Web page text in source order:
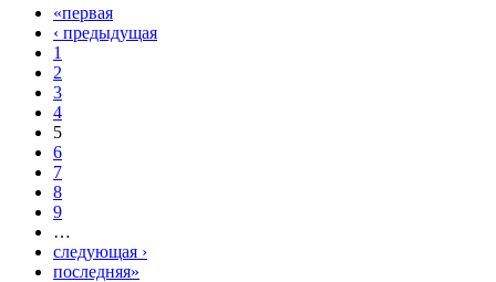
«первая
‹ предыдущая
1
2
3
4
5
6
7
8
9
…
следующая ›
последняя»